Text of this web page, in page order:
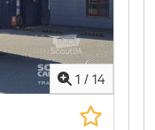
1 / 14